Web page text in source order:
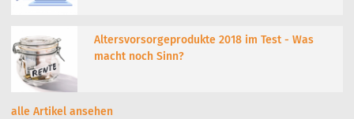
Altersvorsorgeprodukte 2018 im Test - Was
macht noch Sinn?
alle Artikel ansehen